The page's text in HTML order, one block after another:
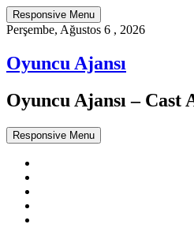
Responsive Menu
Perşembe, Ağustos 6 , 2026
Oyuncu Ajansı
Oyuncu Ajansı – Cast
Responsive Menu